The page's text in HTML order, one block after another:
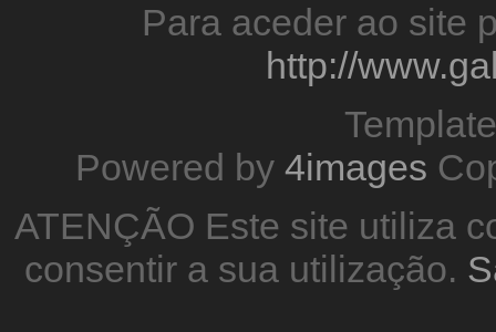
Para aceder ao site
http://
Powered by 4images
ATENÇÃO Este site utiliza
consentir a sua utilização.